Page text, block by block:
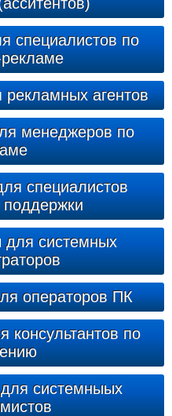
специалистов по
агентов
менеджеров по
специалистов
поддержки
для системных
операторов ПК
консультантов по
системныых